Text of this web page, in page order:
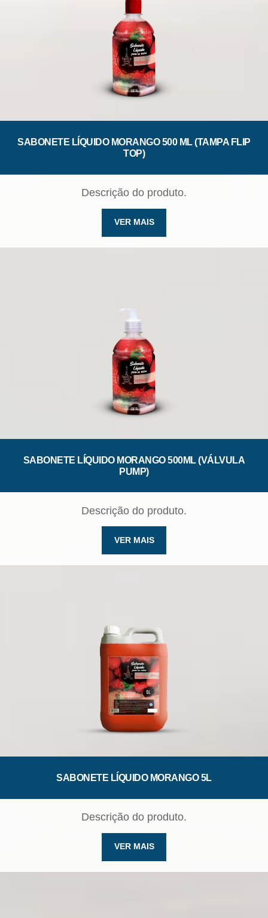
SABONETE LÍQUIDO MORANGO 500 ML (TAMPA FLIP
TOP)
Descrição do produto.
VER MAIS
SABONETE LÍQUIDO MORANGO 500ML (VÁLVULA
PUMP)
Descrição do produto.
VER MAIS
SABONETE LÍQUIDO MORANGO 5L
Descrição do produto.
VER MAIS